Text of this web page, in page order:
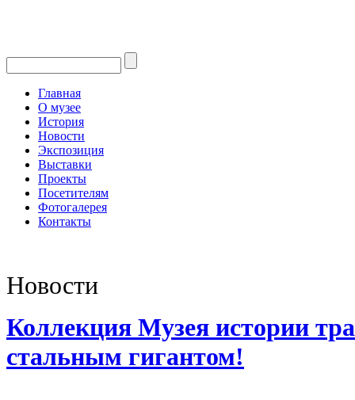
Главная
О музее
История
Новости
Экспозиция
Выставки
Проекты
Посетителям
Фотогалерея
Контакты
Новости
Коллекция Музея истории
стальным гигантом!